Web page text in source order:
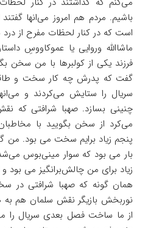
باشیم. مردم هم امروز می‌انها
است که در کنار لحظات مفرح از
ماشاالله وروایی یا عموکاووسِ
فرزند یکی از کولبرها با من سخن
گفت که پدرش چه کار سخت و
سریال را ستایش می‌کردند و
چنینی بسازد. صهبا شرافتی که
پنجم زیاد برایم سخت می بود. من
بار می بود که سوار مینی‌بوس
زیاد برای من چالش‌برانگیز می بود
همان گونه که صهبا شرافتی در
نوربخش بازیگر نقش سلمان هم به
از ما ساخت فصل بعدی سریال را